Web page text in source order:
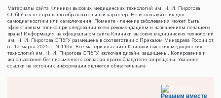
Материалы сайта Клиники высоких медицинских технологий им. Н. И. Пирогова
СПбГУ носят справочно-образовательный характер. Не используйте их для
самодиагностики или самолечения. Помните - лечение заболевания может быть
эффективным только при следовании всем рекомендациям и назначениям лечащего
врача! Информация на официальном сайте Клиники высоких медицинских технологий
им. Н. И. Пирогова СПбГУ размещена в соответствии с Приказом Минздрава России от
от 13 марта 2025 г. N 118н. Все материалы сайта Клиники высоких медицинских
технологий им. Н. И. Пирогова СПбГУ, включая дизайн, защищены. Копирование и
использование без письменного согласия правообладателя запрещены. Указание
ссылки на источник информации является обязательным.
Решаем вместе